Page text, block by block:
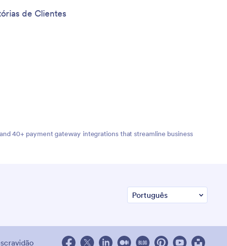
de Clientes
40+ payment gateway integrations that streamline business